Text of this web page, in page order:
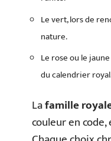
Le vert, lors de
nature.
Le rose ou le
du calendrier
Lafamille
couleur en